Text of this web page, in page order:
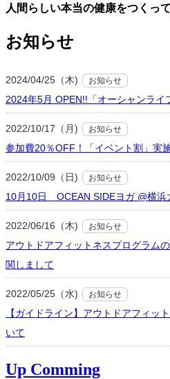
⼈間らしい本当の健康をつくっ
お知らせ
2024/04/25（木) お知らせ
2024年5月 OPEN!!「オーシャンライ
2022/10/17（月) お知らせ
参加費20％OFF！「イベント割」実
2022/10/09（日) お知らせ
10月10日 OCEAN SIDEヨガ @横浜
2022/06/16（木) お知らせ
アウトドアフィットネスプログラム
関しまして
2022/05/25（水) お知らせ
【ガイドライン】アウトドアフィッ
いて
Up Comming